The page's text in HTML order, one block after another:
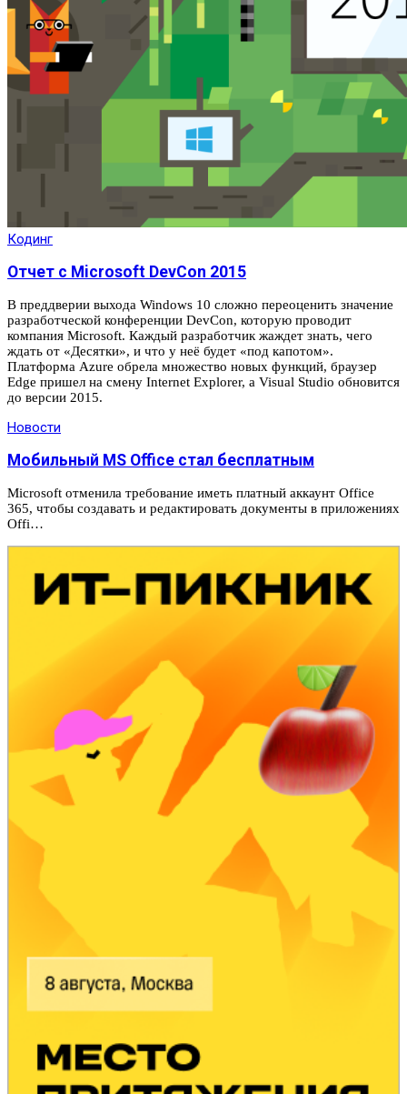
Кодинг
Отчет с Microsoft DevCon 2015
В преддверии выхода Windows 10 сложно переоценить значение
разработческой конференции DevCon, которую проводит
компания Microsoft. Каждый разработчик жаждет знать, чего
ждать от «Десятки», и что у неё будет «под капотом».
Платформа Azure обрела множество новых функций, браузер
Edge пришел на смену Internet Explorer, а Visual Studio обновится
до версии 2015.
Новости
Мобильный MS Office стал бесплатным
Microsoft отменила требование иметь платный аккаунт Office
365, чтобы создавать и редактировать документы в приложениях
Offi…